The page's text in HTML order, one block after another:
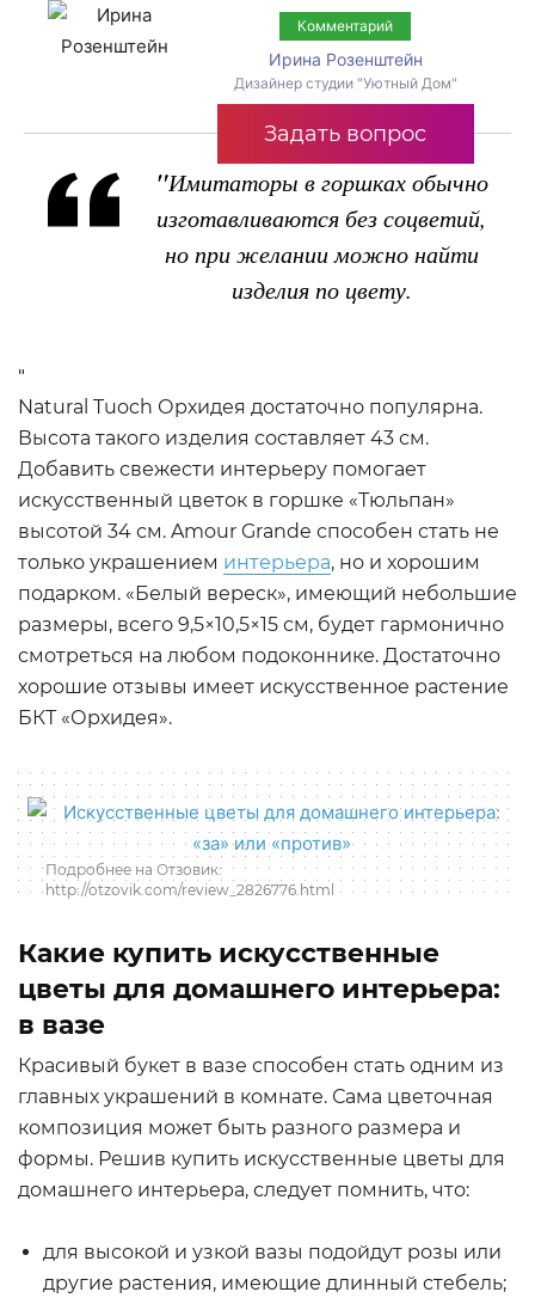
Комментарий
Ирина Розенштейн
Дизайнер студии "Уютный Дом"
Задать вопрос
"Имитаторы в горшках обычно
изготавливаются без соцветий,
но при желании можно найти
изделия по цвету.
"
Natural Tuoch Орхидея достаточно популярна.
Высота такого изделия составляет 43 см.
Добавить свежести интерьеру помогает
искусственный цветок в горшке «Тюльпан»
высотой 34 см. Amour Grande способен стать не
только украшением интерьера, но и хорошим
подарком. «Белый вереск», имеющий небольшие
размеры, всего 9,5×10,5×15 см, будет гармонично
смотреться на любом подоконнике. Достаточно
хорошие отзывы имеет искусственное растение
БКТ «Орхидея».
Подробнее на Отзовик:
http://otzovik.com/review_2826776.html
Какие купить искусственные
цветы для домашнего интерьера:
в вазе
Красивый букет в вазе способен стать одним из
главных украшений в комнате. Сама цветочная
композиция может быть разного размера и
формы. Решив купить искусственные цветы для
домашнего интерьера, следует помнить, что:
для высокой и узкой вазы подойдут розы или
другие растения, имеющие длинный стебель;